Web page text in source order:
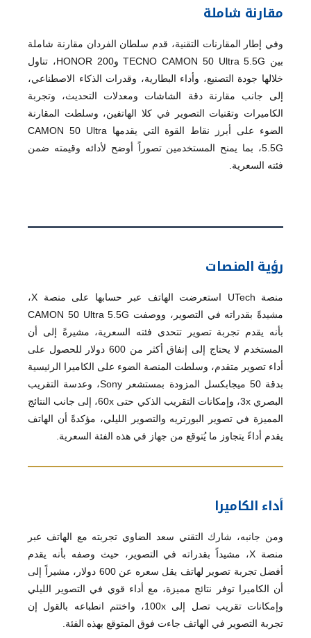
مقارنة شاملة
وفي إطار المقارنات التقنية، قدم سلطان الفردان مقارنة شاملة
بين TECNO CAMON 50 Ultra 5.5G وHONOR 200، تناول
خلالها جودة التصنيع، وأداء البطارية، وقدرات الذكاء الاصطناعي،
إلى جانب مقارنة دقة الشاشات ومعدلات التحديث، وتجربة
الكاميرات وتقنيات التصوير في كلا الهاتفين، وسلطت المقارنة
الضوء على أبرز نقاط القوة التي يقدمها CAMON 50 Ultra
5.5G، بما يمنح المستخدمين تصوراً أوضح لأدائه وقيمته ضمن
فئته السعرية.
رؤية المنصات
منصة UTech استعرضت الهاتف عبر حسابها على منصة X،
مشيدةً بقدراته في التصوير، ووصفت CAMON 50 Ultra 5.5G
بأنه يقدم تجربة تصوير تتحدى فئته السعرية، مشيرةً إلى أن
المستخدم لا يحتاج إلى إنفاق أكثر من 600 دولار للحصول على
أداء تصوير متقدم، وسلطت المنصة الضوء على الكاميرا الرئيسية
بدقة 50 ميجابكسل المزودة بمستشعر Sony، وعدسة التقريب
البصري 3x، وإمكانات التقريب الذكي حتى 60x، إلى جانب النتائج
المميزة في تصوير البورتريه والتصوير الليلي، مؤكدةً أن الهاتف
يقدم أداءً يتجاوز ما يُتوقع من جهاز في هذه الفئة السعرية.
أداء الكاميرا
ومن جانبه، شارك التقني سعد الضاوي تجربته مع الهاتف عبر
منصة X، مشيداً بقدراته في التصوير، حيث وصفه بأنه يقدم
أفضل تجربة تصوير لهاتف يقل سعره عن 600 دولار، مشيراً إلى
أن الكاميرا توفر نتائج مميزة، مع أداء قوي في التصوير الليلي
وإمكانات تقريب تصل إلى 100x، واختتم انطباعه بالقول إن
تجربة التصوير في الهاتف جاءت فوق المتوقع بهذه الفئة.